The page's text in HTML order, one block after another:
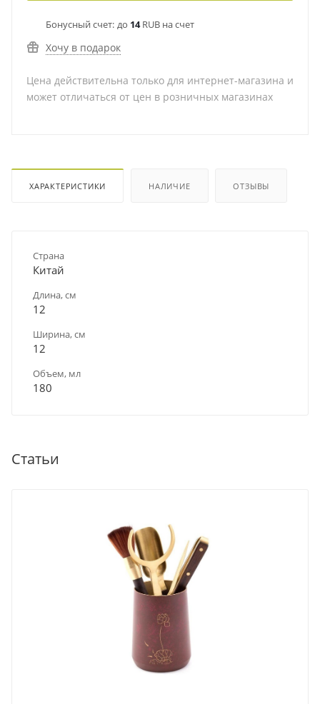
Бонусный счет: до 14RUB на счет
Хочу в подарок
Цена действительна только для интернет-магазина и
может отличаться от цен в розничных магазинах
ХАРАКТЕРИСТИКИ НАЛИЧИЕ ОТЗЫВЫ
Страна
Китай
Длина, см
12
Ширина, см
12
Объем, мл
180
Статьи